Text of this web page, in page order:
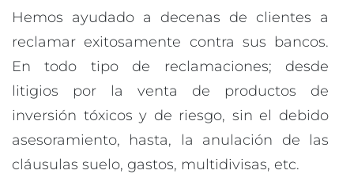
Hemos ayudado a decenas de clientes a
reclamar exitosamente contra sus bancos.
En todo tipo de reclamaciones; desde
litigios por la venta de productos de
inversión tóxicos y de riesgo, sin el debido
asesoramiento, hasta, la anulación de las
cláusulas suelo, gastos, multidivisas, etc.